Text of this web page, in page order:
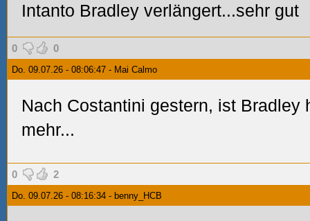
Intanto Bradley verlängert...sehr gut
0 0
Do. 09.07.26 - 08:06:47 - Mai Calmo
Nach Costantini gestern, ist Bradley
mehr...
0 2
Do. 09.07.26 - 08:16:34 - benny_HCB